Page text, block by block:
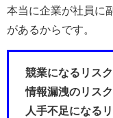
本当に企業が社員に
があるからです。
競業になるリスク
情報漏洩のリスク
人手不足になる